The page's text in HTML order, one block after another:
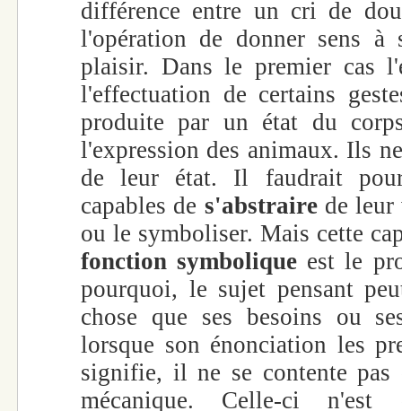
différence entre un cri de
l'opération de donner sens
plaisir. Dans le premier cas
l'effectuation de certains
produite par un état du
l'expression des animaux. Ils
de leur état. Il faudrait
capables de s'abstraire de
ou le symboliser. Mais cette
fonction symbolique est le
pourquoi, le sujet pensant
chose que ses besoins ou
lorsque son énonciation les
signifie, il ne se contente pas
mécanique. Celle-ci